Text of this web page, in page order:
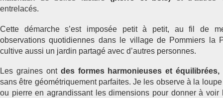
entrelacés.
Cette démarche s’est imposée petit à petit, au fil de
observations quotidiennes dans le village de Pommiers la
cultive aussi un jardin partagé avec d’autres personnes.
Les graines ont des formes harmonieuses et équilibrées,
sans être géométriquement parfaites. Je les observe à la
ou pierre en agrandissant les dimensions pour donner à voir